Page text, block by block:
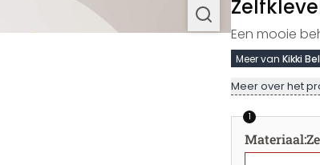
Een mooie
Meer van Kikki
Meer over het
1
Materiaal: